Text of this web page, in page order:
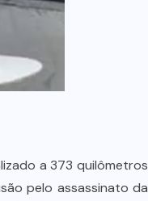
a 373 quilômetros
pelo assassinato da